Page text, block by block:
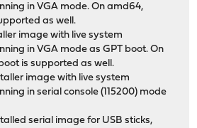
in VGA mode. On amd64,
as well.
image with live system
in VGA mode as GPT boot. On
is supported as well.
image with live system
in serial console (115200) mode
serial image for USB sticks,